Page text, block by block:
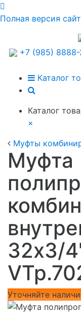
Полная версия
+7 (985) 8888-
Каталог
Каталог
×
Муфты
Муфта
32х3/
Уточняйте